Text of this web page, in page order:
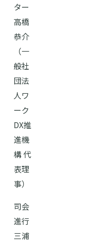
ター
高橋
恭介
（⼀
般社
団法
⼈ワ
ーク
DX推
進機
構 代
表理
事）
司会
進行
三浦